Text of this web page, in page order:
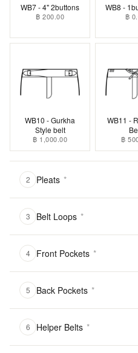
WB7 - 4" 2buttons
฿ 200.00
WB8 -
฿
WB10 - Gurkha
Style belt
฿ 1,000.00
WB11 -
฿
2 Pleats *
3 Belt Loops *
4 Front Pockets *
5 Back Pockets *
6 Helper Belts *